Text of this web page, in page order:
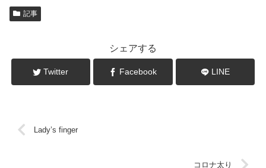
記事
シェアする
Twitter Facebook LINE
Lady’s finger
コロナ太り